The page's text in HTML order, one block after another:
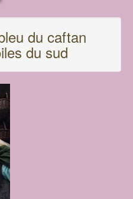
du caftan
du sud